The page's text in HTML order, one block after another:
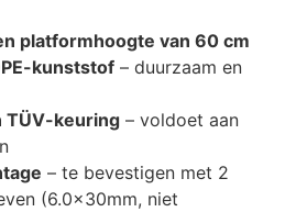
platformhoogte van 60 cm
kunststof – duurzaam en
TÜV-keuring – voldoet aan
– te bevestigen met 2
(6.0x30mm, niet